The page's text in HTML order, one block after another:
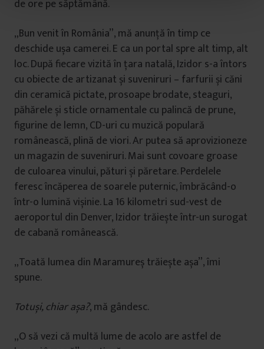
de ore pe săptămână.
„Bun venit în România”, mă anunță în timp ce
deschide ușa camerei. E ca un portal spre alt timp, alt
loc. După fiecare vizită în țara natală, Izidor s-a întors
cu obiecte de artizanat și suveniruri – farfurii și căni
din ceramică pictate, prosoape brodate, steaguri,
păhărele și sticle ornamentale cu palincă de prune,
figurine de lemn, CD-uri cu muzică populară
românească, plină de viori. Ar putea să aprovizioneze
un magazin de suveniruri. Mai sunt covoare groase
de culoarea vinului, pături și păretare. Perdelele
feresc încăperea de soarele puternic, îmbrăcând-o
într-o lumină vișinie. La 16 kilometri sud-vest de
aeroportul din Denver, Izidor trăiește într-un surogat
de cabană românească.
„Toată lumea din Maramureș trăiește așa”, îmi
spune.
Totuși, chiar așa?, mă gândesc.
„O să vezi că multă lume de acolo are astfel de